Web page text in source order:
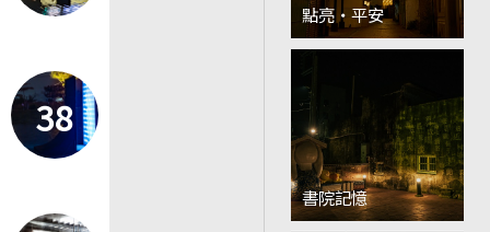
38
點亮‧平安
書院記憶